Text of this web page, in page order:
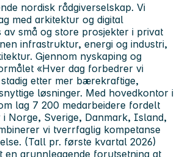
nordisk rådgiverselskap. Vi
med arkitektur og digital
av små og store prosjekter i privat
infrastruktur, energi og industri,
Gjennom nyskaping og
«Hver dag forbedrer vi
etter mer bærekraftige,
løsninger. Med hovedkontor i
lag 7 200 medarbeidere fordelt
Norge, Sverige, Danmark, Island,
vi tverrfaglig kompetanse
(Tall pr. første kvartal 2026)
grunnleggende forutsetning at